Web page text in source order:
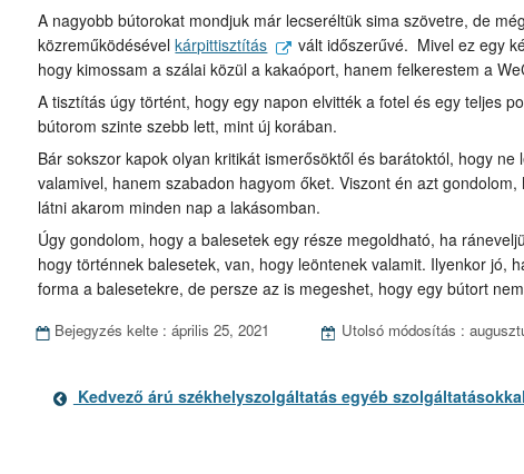
A nagyobb bútorokat mondjuk már lecseréltük sima szövetre, de
közreműködésévelkárpittisztítás
vált időszerűvé. Mivel ez egy
hogy kimossam a szálai közül a kakaóport, hanem felkerestem a
A tisztítás úgy történt, hogy egy napon elvitték a fotel és egy teljes
bútorom szinte szebb lett, mint új korában.
Bár sokszor kapok olyan kritikát ismerősöktől és barátoktól, hogy
valamivel, hanem szabadon hagyom őket. Viszont én azt
látni akarom minden nap a lakásomban.
Úgy gondolom, hogy a balesetek egy része megoldható, ha
hogy történnek balesetek, van, hogy leöntenek valamit. Ilyenkor jó,
forma a balesetekre, de persze az is megeshet, hogy egy bútort
Bejegyzés
Bejegyzés kelte :április 25, 2021 Utolsó módosítás :
ElőzőKedvező árú székhelyszolgáltatás egyéb